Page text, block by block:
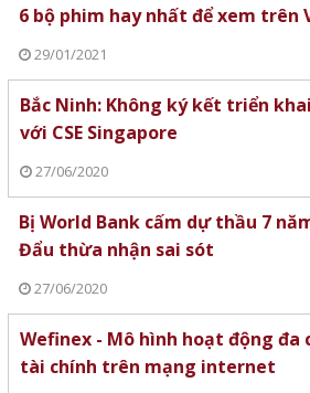
6 bộ phim hay nhất để xem trên
29/01/2021
Bắc Ninh: Không ký kết triển
với CSE Singapore
27/06/2020
Bị World Bank cấm dự thầu 7
Đẩu thừa nhận sai sót
27/06/2020
Wefinex - Mô hình hoạt động đa
tài chính trên mạng internet